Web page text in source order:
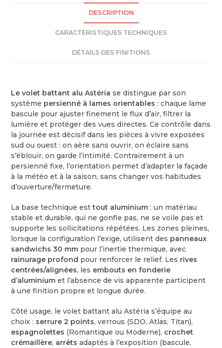
DESCRIPTION
CARACTÉRISTIQUES TECHNIQUES
DÉTAILS DES FINITIONS
Le volet battant alu Astéria se distingue par son
système persienné à lames orientables : chaque lame
bascule pour ajuster finement le flux d’air, filtrer la
lumière et protéger des vues directes. Ce contrôle dans
la journée est décisif dans les pièces à vivre exposées
sud ou ouest : on aère sans ouvrir, on éclaire sans
s’éblouir, on garde l’intimité. Contrairement à un
persienné fixe, l’orientation permet d’adapter la façade
à la météo et à la saison, sans changer vos habitudes
d’ouverture/fermeture.
La base technique esttout aluminium : un matériau
stable et durable, qui ne gonfle pas, ne se voile pas et
supporte les sollicitations répétées. Les zones pleines,
lorsque la configuration l’exige, utilisent des panneaux
sandwichs 30 mm pour l’inertie thermique, avec
rainurage profond pour renforcer le relief. Les rives
centrées/alignées, les embouts en fonderie
d’aluminium et l’absence de vis apparente participent
à une finition propre et longue durée.
Côté usage, le volet battant alu Astéria s’équipe au
choix : serrure 2 points, verrous (SDO, Atlas, Titan),
espagnolettes (Romantique ou Moderne), crochet
crémaillère, arrêts adaptés à l’exposition (bascule,